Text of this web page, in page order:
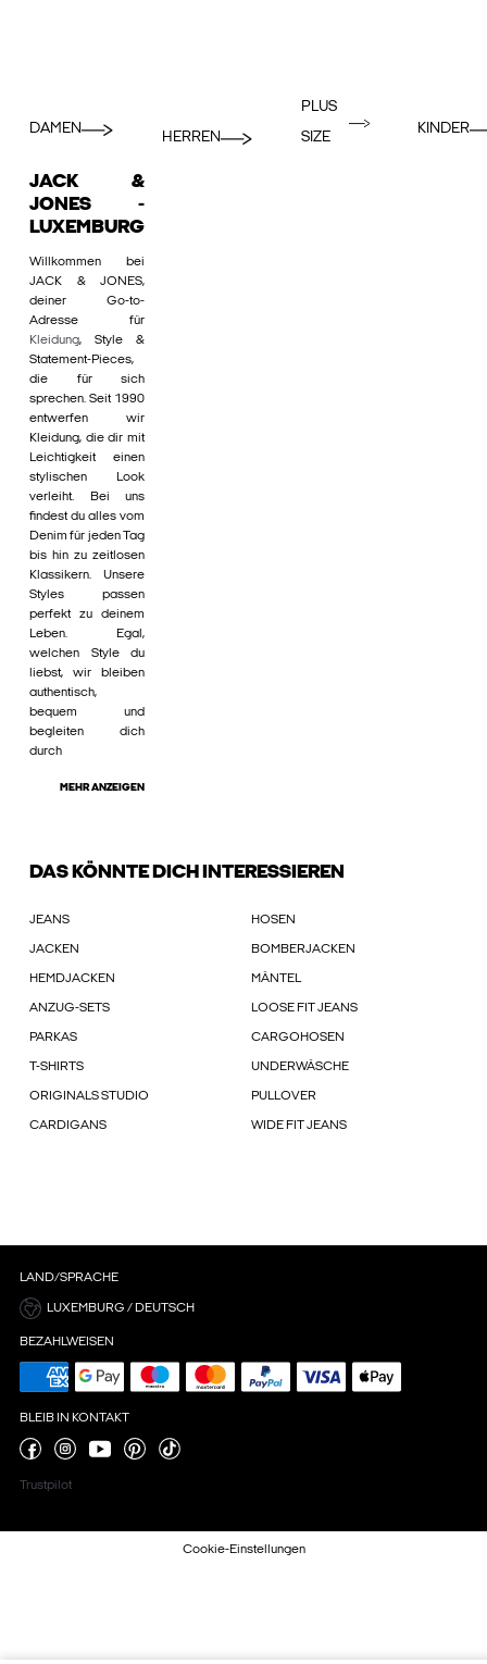
DAMEN
HERREN
PLUS
SIZE
KINDER
JACK &
JONES -
LUXEMBURG
Willkommen bei
JACK & JONES,
deiner Go-to-
Adresse für
Kleidung, Style &
Statement-Pieces,
die für sich
sprechen. Seit 1990
entwerfen wir
Kleidung, die dir mit
Leichtigkeit einen
stylischen Look
verleiht. Bei uns
findest du alles vom
Denim für jeden Tag
bis hin zu zeitlosen
Klassikern. Unsere
Styles passen
perfekt zu deinem
Leben. Egal,
welchen Style du
liebst, wir bleiben
authentisch,
bequem und
begleiten dich
durch
MEHR ANZEIGEN
DAS KÖNNTE DICH INTERESSIEREN
JEANS HOSEN
JACKEN BOMBERJACKEN
HEMDJACKEN MÄNTEL
ANZUG-SETS LOOSE FIT JEANS
PARKAS CARGOHOSEN
T-SHIRTS UNDERWÄSCHE
ORIGINALS STUDIO PULLOVER
CARDIGANS WIDE FIT JEANS
LAND/SPRACHE
LUXEMBURG / DEUTSCH
BEZAHLWEISEN
BLEIB IN KONTAKT
Trustpilot
Cookie-Einstellungen